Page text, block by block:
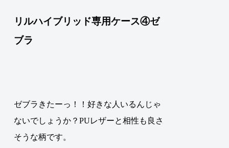
リルハイブリッド専用ケース④ゼ
ブラ
ゼブラきたーっ！！好きな人いるんじゃ
ないでしょうか？PUレザーと相性も良さ
そうな柄です。